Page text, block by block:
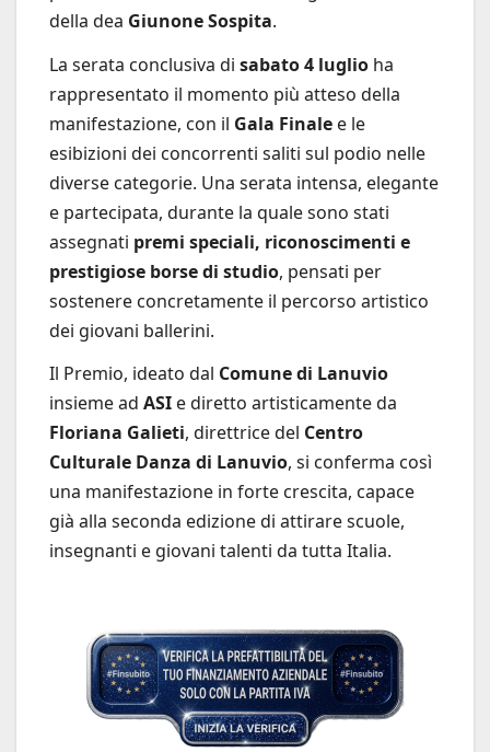
della dea Giunone Sospita.
La serata conclusiva di sabato 4 luglio ha
rappresentato il momento più atteso della
manifestazione, con il Gala Finale e le
esibizioni dei concorrenti saliti sul podio nelle
diverse categorie. Una serata intensa, elegante
e partecipata, durante la quale sono stati
assegnati premi speciali, riconoscimenti e
prestigiose borse di studio, pensati per
sostenere concretamente il percorso artistico
dei giovani ballerini.
Il Premio, ideato dal Comune di Lanuvio
insieme ad ASI e diretto artisticamente da
Floriana Galieti, direttrice del Centro
Culturale Danza di Lanuvio, si conferma così
una manifestazione in forte crescita, capace
già alla seconda edizione di attirare scuole,
insegnanti e giovani talenti da tutta Italia.